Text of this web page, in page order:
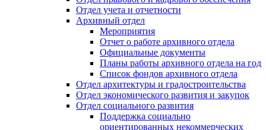
Отдел учета и отчетности
Архивный отдел
Мероприятия
Отчет о работе архивного отдела
Официальные документы
Планы работы архивного отдела на год
Список фондов архивного отдела
Отдел архитектуры и градостроительства
Отдел экономического развития и закупок
Отдел социального развития
Поддержка социально
ориентированных некоммерческих